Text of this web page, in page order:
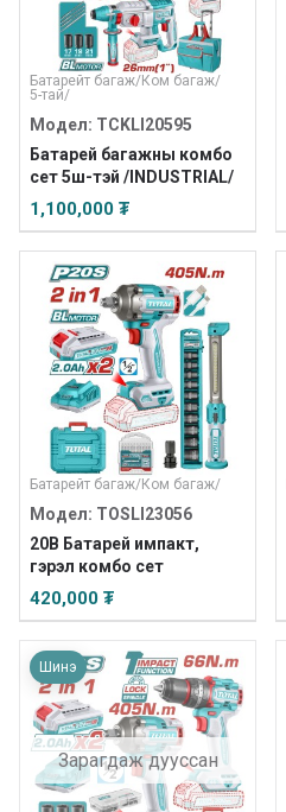
Батарейт багаж/Ком багаж/
5-тай/
Модел: TCKLI20595
Батарей багажны комбо
сет 5ш-тэй /INDUSTRIAL/
1,100,000 ₮
Батарейт багаж/Ком багаж/
Модел: TOSLI23056
20В Батарей импакт,
гэрэл комбо сет
420,000 ₮
Шинэ
Зарагдаж дууссан